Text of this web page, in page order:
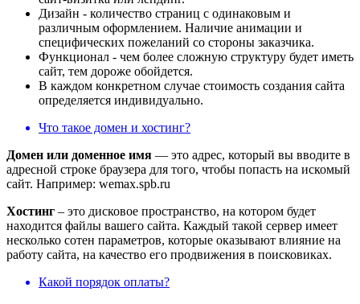
Дизайн - количество страниц с одинаковым и
различным оформлением. Наличие анимации и
специфических пожеланий со стороны заказчика.
Функционал - чем более сложную структуру будет иметь
сайт, тем дороже обойдется.
В каждом конкретном случае стоимость создания сайта
определяется индивидуально.
Что такое домен и хостинг?
Домен или доменное имя — это адрес, который вы вводите в
адресной строке браузера для того, чтобы попасть на искомый
сайт. Например: wemax.spb.ru
Хостинг – это дисковое пространство, на котором будет
находится файлы вашего сайта. Каждый такой сервер имеет
несколько сотен параметров, которые оказывают влияние на
работу сайта, на качество его продвижения в поисковиках.
Какой порядок оплаты?